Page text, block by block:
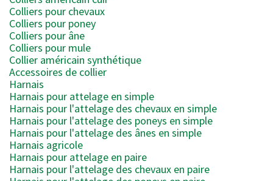
Colliers pour chevaux
Colliers pour poney
Colliers pour âne
Colliers pour mule
Collier américain synthétique
Accessoires de collier
Harnais
Harnais pour attelage en simple
Harnais pour l'attelage des chevaux en simple
Harnais pour l'attelage des poneys en simple
Harnais pour l'attelage des ânes en simple
Harnais agricole
Harnais pour attelage en paire
Harnais pour l'attelage des chevaux en paire